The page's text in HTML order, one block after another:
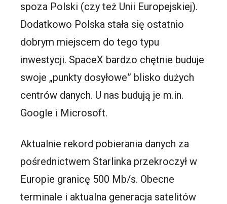
spoza Polski (czy też Unii Europejskiej).
Dodatkowo Polska stała się ostatnio
dobrym miejscem do tego typu
inwestycji. SpaceX bardzo chętnie buduje
swoje „punkty dosyłowe” blisko dużych
centrów danych. U nas budują je m.in.
Google i Microsoft.
Aktualnie rekord pobierania danych za
pośrednictwem Starlinka przekroczył w
Europie granicę 500 Mb/s. Obecne
terminale i aktualna generacja satelitów